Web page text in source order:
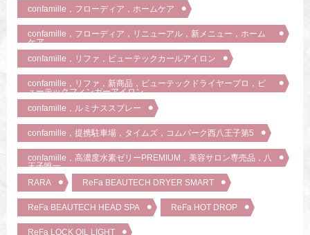
confamille，フローディア，ホームケア
confamille，フローディア，リニューアル，新メニュー，ホーム
ケア
confamille，リファ，ビューテックカールアイロン
confamille，リファ，新商品，ビューテックドライヤープロ，ビ
ューテックフィンガーアイロン
confamille，ルミナススプレー
confamille，提携駐車場，タイムズ，コムパーク西八王子第5
confamille，高濃度水素ゼリーPREMIUM，美容サロン専売品，八
王子唯一
RARA
ReFa BEAUTECH DRYER SMART
ReFa BEAUTECH HEAD SPA ReFa HOT DROP
ReFa LOCK OIL LIGHT